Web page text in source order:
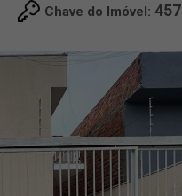
Chave do Imóvel: 457